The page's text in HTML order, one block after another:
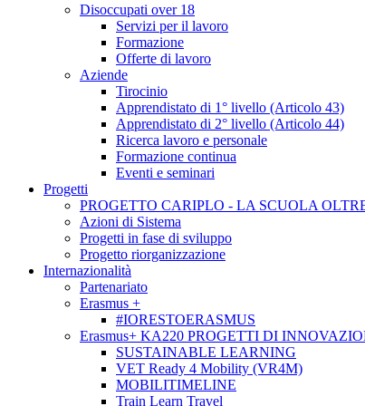
Disoccupati over 18
Servizi per il lavoro
Formazione
Offerte di lavoro
Aziende
Tirocinio
Apprendistato di 1° livello (Articolo 43)
Apprendistato di 2° livello (Articolo 44)
Ricerca lavoro e personale
Formazione continua
Eventi e seminari
Progetti
PROGETTO CARIPLO - LA SCUOLA
Azioni di Sistema
Progetti in fase di sviluppo
Progetto riorganizzazione
Internazionalità
Partenariato
Erasmus +
#IORESTOERASMUS
Erasmus+ KA220 PROGETTI DI
SUSTAINABLE LEARNING
VET Ready 4 Mobility (VR4M)
MOBILITIMELINE
Train Learn Travel